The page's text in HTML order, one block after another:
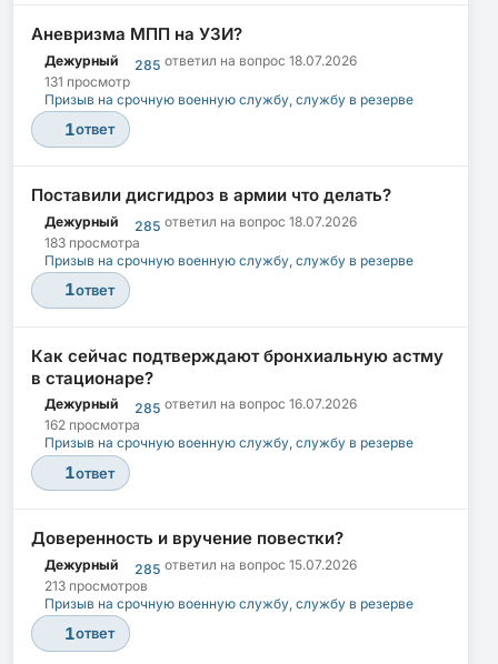
Аневризма МПП на УЗИ?
Дежурный 285 ответил на вопрос 18.07.2026
131 просмотр
Призыв на срочную военную службу, службу в резерве
1ответ
Поставили дисгидроз в армии что делать?
Дежурный 285 ответил на вопрос 18.07.2026
183 просмотра
Призыв на срочную военную службу, службу в резерве
1ответ
Как сейчас подтверждают бронхиальную астму
в стационаре?
Дежурный 285 ответил на вопрос 16.07.2026
162 просмотра
Призыв на срочную военную службу, службу в резерве
1ответ
Доверенность и вручение повестки?
Дежурный 285 ответил на вопрос 15.07.2026
213 просмотров
Призыв на срочную военную службу, службу в резерве
1ответ